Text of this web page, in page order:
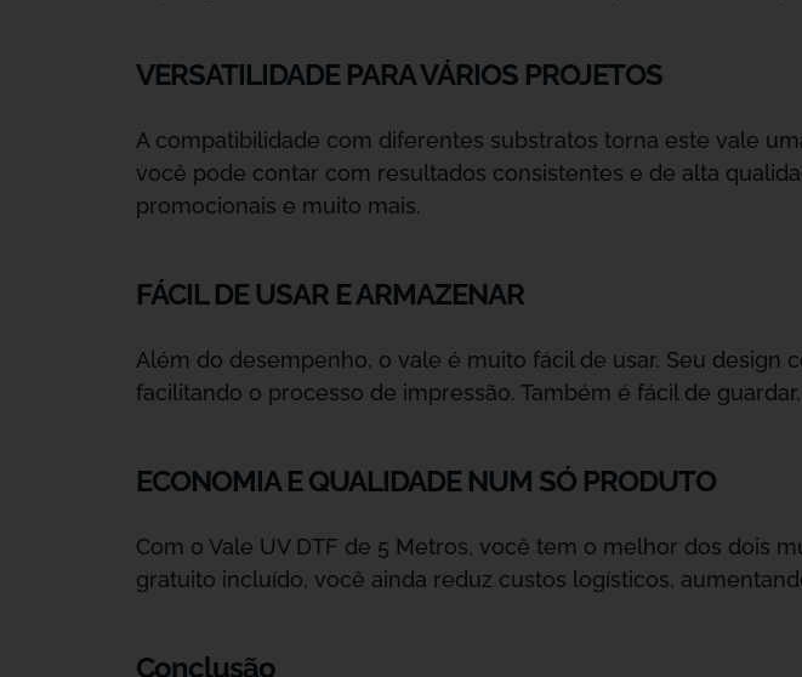
VERSATILIDADE PARA VÁRIOS PROJETOS
A compatibilidade com diferentes substratos torna este vale
você pode contar com resultados consistentes e de alta
promocionais e muito mais.
FÁCIL DE USAR E ARMAZENAR
Além do desempenho, o vale é muito fácil de usar. Seu design
facilitando o processo de impressão. Também é fácil de
ECONOMIA E QUALIDADE NUM SÓ PRODUTO
Com o Vale UV DTF de 5 Metros, você tem o melhor dos dois
gratuito incluído, você ainda reduz custos logísticos,
Conclusão